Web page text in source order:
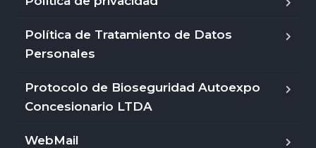
Política de Tratamiento de Datos
Personales
Protocolo de Bioseguridad Autoexpo
Concesionario LTDA
WebMail